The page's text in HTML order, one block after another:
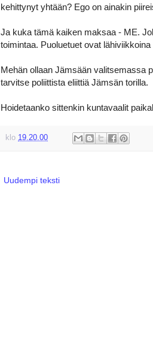
kehittynyt yhtään? Ego on ainakin
Ja kuka tämä kaiken maksaa - ME.
toimintaa. Puoluetuet ovat
Mehän ollaan Jämsään valitsemassa
tarvitse poliittista eliittiä Jämsän torilla.
Hoidetaanko sittenkin kuntavaalit
klo 19.20.00
Uudempi teksti